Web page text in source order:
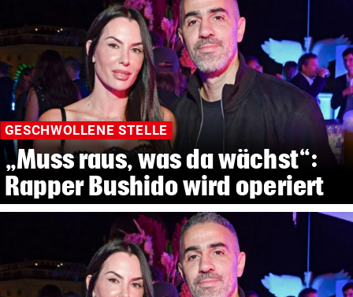
GESCHWOLLENE STELLE
„Muss raus, was da wächst“:
Rapper Bushido wird operiert